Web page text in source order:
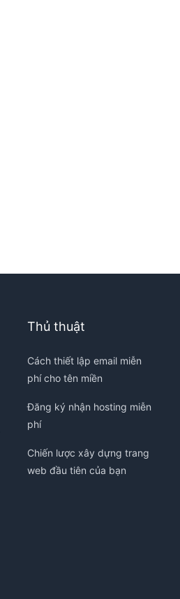
Thủ thuật
Cách thiết lập email miễn
phí cho tên miền
Đăng ký nhận hosting miễn
phí
Chiến lược xây dựng trang
web đầu tiên của bạn